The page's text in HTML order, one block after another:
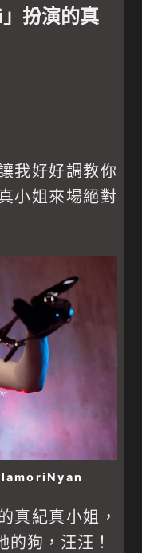
wordpress/wp-
:
oxygen/component-
:
扮演的真
我好好調教你
小姐來場絕對
真紀真小姐，
的狗，汪汪！